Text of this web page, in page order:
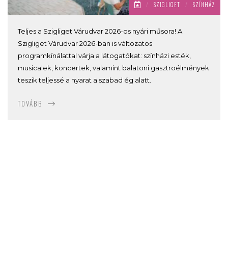
/ SZIGLIGET / SZÍNHÁZ
Teljes a Szigliget Várudvar 2026-os nyári műsora! A
Szigliget Várudvar 2026-ban is változatos
programkínálattal várja a látogatókat: színházi esték,
musicalek, koncertek, valamint balatoni gasztroélmények
teszik teljessé a nyarat a szabad ég alatt.
TOVÁBB